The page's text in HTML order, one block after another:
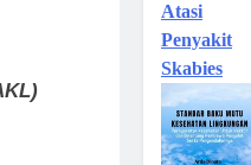
Atasi
Penyakit
Skabies